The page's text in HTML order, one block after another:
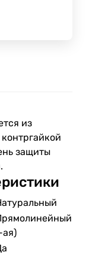
из
защиты
ая)